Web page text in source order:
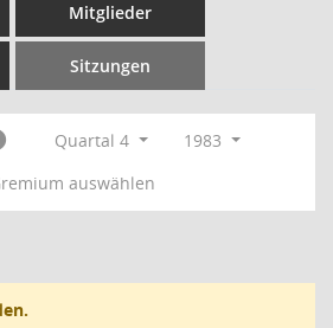
Mitglieder
Sitzungen
Quartal 4
1983
auswählen